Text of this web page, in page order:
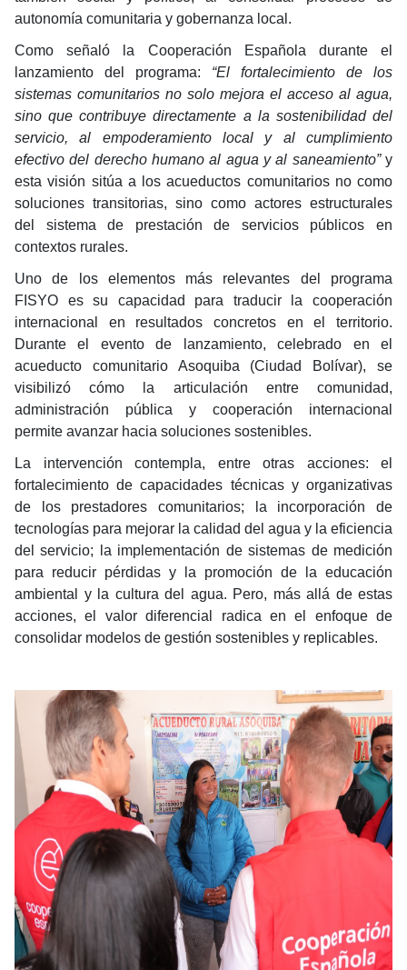
autonomía comunitaria y gobernanza local.
Como señaló la Cooperación Española durante el
lanzamiento del programa: “El fortalecimiento de los
sistemas comunitarios no solo mejora el acceso al agua,
sino que contribuye directamente a la sostenibilidad del
servicio, al empoderamiento local y al cumplimiento
efectivo del derecho humano al agua y al saneamiento” y
esta visión sitúa a los acueductos comunitarios no como
soluciones transitorias, sino como actores estructurales
del sistema de prestación de servicios públicos en
contextos rurales.
Uno de los elementos más relevantes del programa
FISYO es su capacidad para traducir la cooperación
internacional en resultados concretos en el territorio.
Durante el evento de lanzamiento, celebrado en el
acueducto comunitario Asoquiba (Ciudad Bolívar), se
visibilizó cómo la articulación entre comunidad,
administración pública y cooperación internacional
permite avanzar hacia soluciones sostenibles.
La intervención contempla, entre otras acciones: el
fortalecimiento de capacidades técnicas y organizativas
de los prestadores comunitarios; la incorporación de
tecnologías para mejorar la calidad del agua y la eficiencia
del servicio; la implementación de sistemas de medición
para reducir pérdidas y la promoción de la educación
ambiental y la cultura del agua. Pero, más allá de estas
acciones, el valor diferencial radica en el enfoque de
consolidar modelos de gestión sostenibles y replicables.